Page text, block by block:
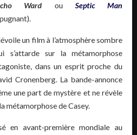
Ward ou Septic Man
un film à l’atmosphère sombre
s’attarde sur la métamorphose
dans un esprit proche du
Cronenberg. La bande-annonce
une part de mystère et ne révèle
métamorphose de Casey.
en avant-première mondiale au